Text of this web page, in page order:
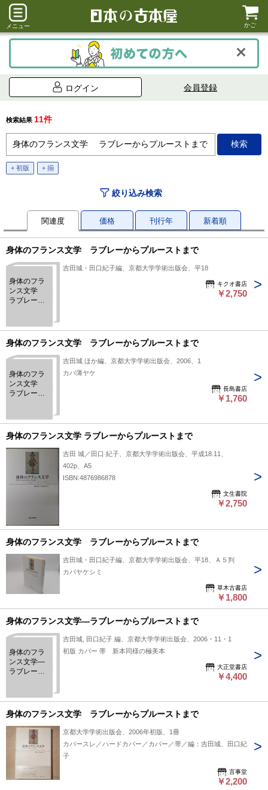
メニュー かご
ログイン 会員登録
検索結果 11件
+ 初版 + 揃
絞り込み検索
関連度 価格 刊行年 新着順
身体のフランス文学 ラブレーからプルーストまで
身体のフラ
ンス文学
ラブレーか
吉田城・田口紀子編、京都大学学術出版会、平18
キクオ書店
￥2,750
身体のフランス文学 ラブレーからプルーストまで
身体のフラ
ンス文学
ラブレーか
吉田城 ほか編、京都大学学術出版会、2006、1
カバ薄ヤケ
長島書店
￥1,760
身体のフランス文学 ラブレーからプルーストまで
吉田 城／田口 紀子、京都大学学術出版会、平成18.11、
402p、A5
ISBN:4876986878
文生書院
￥2,750
身体のフランス文学 ラブレーからプルーストまで
吉田城・田口紀子編、京都大学学術出版会、平18、Ａ５判
カバヤケシミ
草木古書店
￥1,800
身体のフランス文学―ラブレーからプルーストまで
身体のフラ
ンス文学―
ラブレーか
吉田城, 田口紀子 編、京都大学学術出版会、2006・11・1
初版 カバー 帯 新本同様の極美本
大正堂書店
￥4,400
身体のフランス文学 ラブレーからプルーストまで
京都大学学術出版会、2006年初版、1冊
カバースレ／ハードカバー／カバー／帯／編：吉田城、田口紀
子
言事堂
￥2,200